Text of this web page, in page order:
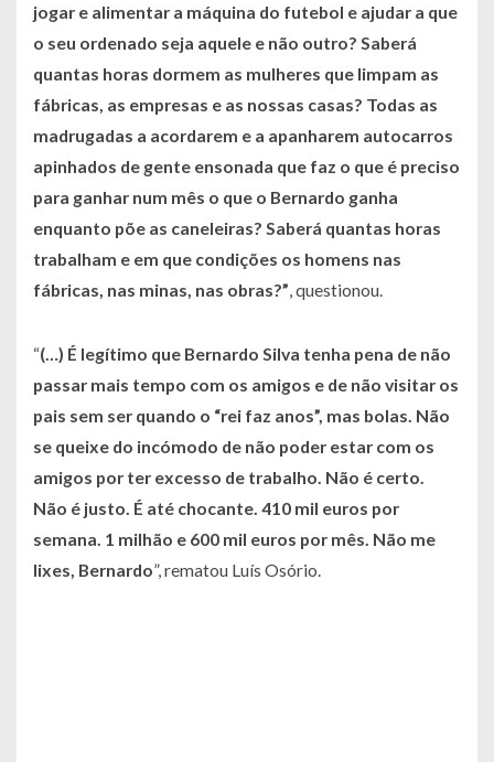
jogar e alimentar a máquina do futebol e ajudar a que
o seu ordenado seja aquele e não outro? Saberá
quantas horas dormem as mulheres que limpam as
fábricas, as empresas e as nossas casas? Todas as
madrugadas a acordarem e a apanharem autocarros
apinhados de gente ensonada que faz o que é preciso
para ganhar num mês o que o Bernardo ganha
enquanto põe as caneleiras? Saberá quantas horas
trabalham e em que condições os homens nas
fábricas, nas minas, nas obras?”, questionou.
“(…) É legítimo que Bernardo Silva tenha pena de não
passar mais tempo com os amigos e de não visitar os
pais sem ser quando o “rei faz anos”, mas bolas. Não
se queixe do incómodo de não poder estar com os
amigos por ter excesso de trabalho. Não é certo.
Não é justo. É até chocante. 410 mil euros por
semana. 1 milhão e 600 mil euros por mês. Não me
lixes, Bernardo”, rematou Luís Osório.